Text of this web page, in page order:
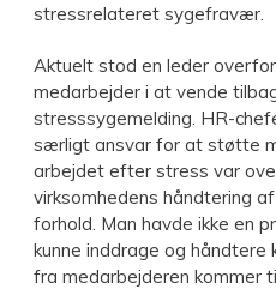
stressrelateret sygefravær.
Aktuelt stod en leder
medarbejder i at vende
stresssygemelding. HR-
særligt ansvar for at støtte
arbejdet efter stress var
virksomhedens håndtering
forhold. Man havde ikke en
kunne inddrage og håndtere
fra medarbejderen kommer